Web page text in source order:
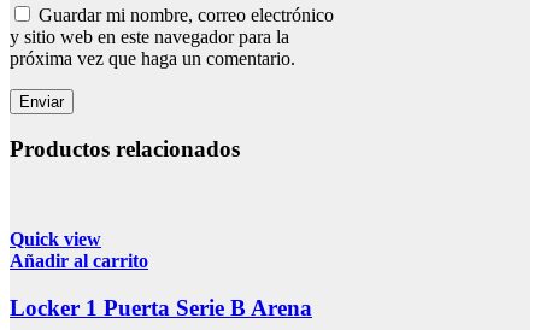
Guardar mi nombre, correo electrónico
y sitio web en este navegador para la
próxima vez que haga un comentario.
Productos relacionados
Quick view
Añadir al carrito
Locker 1 Puerta Serie B Arena